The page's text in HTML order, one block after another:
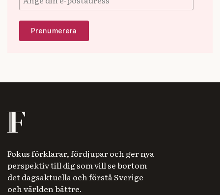
Fokus förklarar, fördjupar och ger nya
perspektiv till dig som vill se bortom
det dagsaktuella och förstå Sverige
och världen bättre.